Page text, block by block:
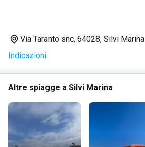
Via Taranto snc, 64028, Silvi Marina
Indicazioni
Altre spiagge a Silvi Marina